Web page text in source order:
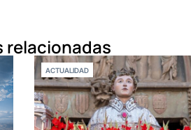
relacionadas
ACTUALIDAD